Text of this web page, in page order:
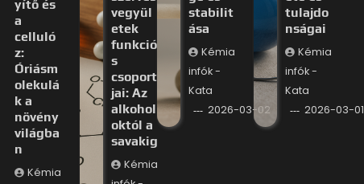
yítő és
a
celluló
z:
Óriásm
olekulá
k a
növény
világba
n
Kémia
vegyül
etek
funkció
s
csoport
jai: Az
alkohol
októl a
savakig
Kémia
stabilit
ása
Kémia
infók -
Kata
2026-03-02
tulajdo
nságai
Kémia
infók -
Kata
2026-03-01